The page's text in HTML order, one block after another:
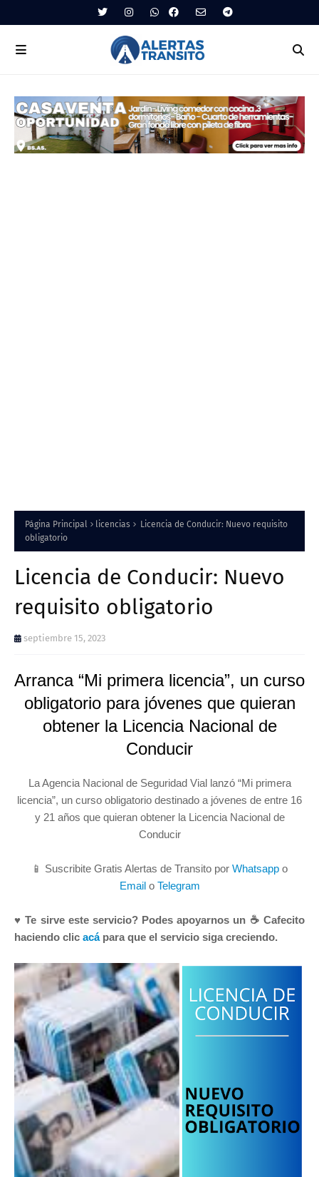
Página Principal licencias
Licencia de Conducir: Nuevo requisito
obligatorio
Licencia de Conducir: Nuevo
requisito obligatorio
septiembre 15, 2023
Arranca “Mi primera licencia”, un curso
obligatorio para jóvenes que quieran
obtener la Licencia Nacional de
Conducir
La Agencia Nacional de Seguridad Vial lanzó “Mi primera
licencia”, un curso obligatorio destinado a jóvenes de entre 16
y 21 años que quieran obtener la Licencia Nacional de
Conducir
📱 Suscribite Gratis Alertas de Transito por Whatsapp o
Emailo Telegram
♥ Te sirve este servicio? Podes apoyarnos un ☕ Cafecito
haciendo clic acápara que el servicio siga creciendo.